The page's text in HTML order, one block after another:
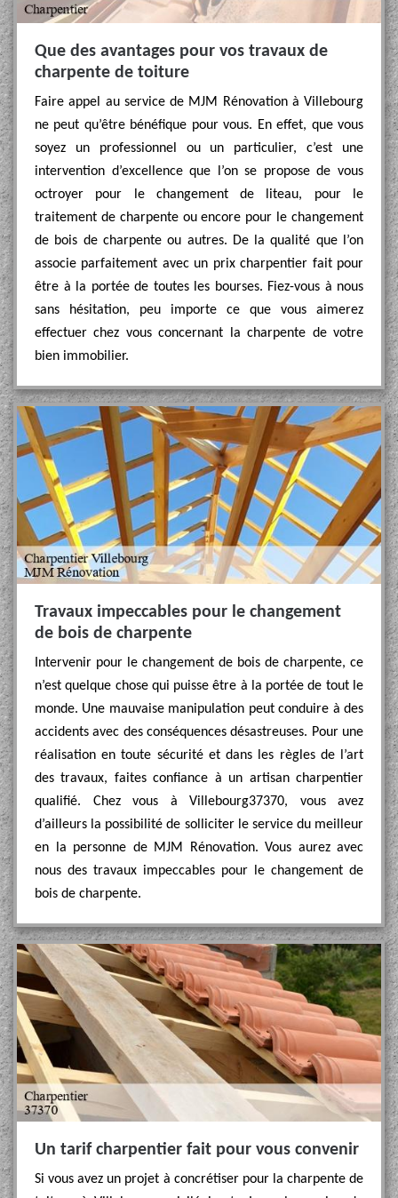
Que des avantages pour vos travaux de
charpente de toiture
Faire appel au service de MJM Rénovation à Villebourg
ne peut qu’être bénéfique pour vous. En effet, que vous
soyez un professionnel ou un particulier, c’est une
intervention d’excellence que l’on se propose de vous
octroyer pour le changement de liteau, pour le
traitement de charpente ou encore pour le changement
de bois de charpente ou autres. De la qualité que l’on
associe parfaitement avec un prix charpentier fait pour
être à la portée de toutes les bourses. Fiez-vous à nous
sans hésitation, peu importe ce que vous aimerez
effectuer chez vous concernant la charpente de votre
bien immobilier.
Travaux impeccables pour le changement
de bois de charpente
Intervenir pour le changement de bois de charpente, ce
n’est quelque chose qui puisse être à la portée de tout le
monde. Une mauvaise manipulation peut conduire à des
accidents avec des conséquences désastreuses. Pour une
réalisation en toute sécurité et dans les règles de l’art
des travaux, faites confiance à un artisan charpentier
qualifié. Chez vous à Villebourg37370, vous avez
d’ailleurs la possibilité de solliciter le service du meilleur
en la personne de MJM Rénovation. Vous aurez avec
nous des travaux impeccables pour le changement de
bois de charpente.
Un tarif charpentier fait pour vous convenir
Si vous avez un projet à concrétiser pour la charpente de